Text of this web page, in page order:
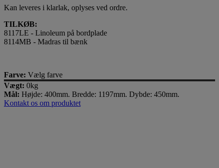
Kan leveres i klarlak, oplyses ved ordre.
TILKØB:
8117LE - Linoleum på bordplade
8114MB - Madras til bænk
Farve: Vælg farve
Vægt: 0kg
Mål: Højde: 400mm. Bredde: 1197mm. Dybde: 450mm.
Kontakt os om produktet